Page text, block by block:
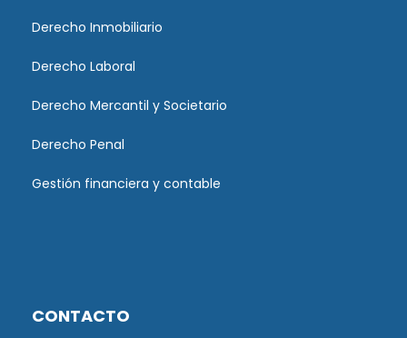
Derecho Inmobiliario
Derecho Laboral
Derecho Mercantil y Societario
Derecho Penal
Gestión financiera y contable
CONTACTO